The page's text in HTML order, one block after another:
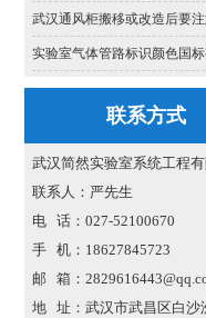
武汉通风柜搬移或改造后要注
联系方式
武汉简然实验室系统工程有
联系人：严先生
电 话：027-52100670
手 机：18627845723
邮 箱：
地 址：武汉市武昌区白沙